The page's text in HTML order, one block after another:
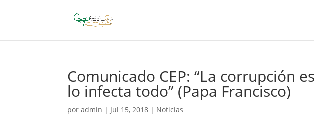
Comunicado CEP: “La corrupción
lo infecta todo” (Papa Francisco)
poradmin | Jul 15, 2018 | Noticias